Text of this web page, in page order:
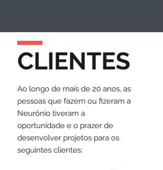
CLIENTES
Ao longo de mais de 20 anos, as
pessoas que fazem ou fizeram a
Neurônio tiveram a
oportunidade e o prazer de
desenvolver projetos para os
seguintes clientes: